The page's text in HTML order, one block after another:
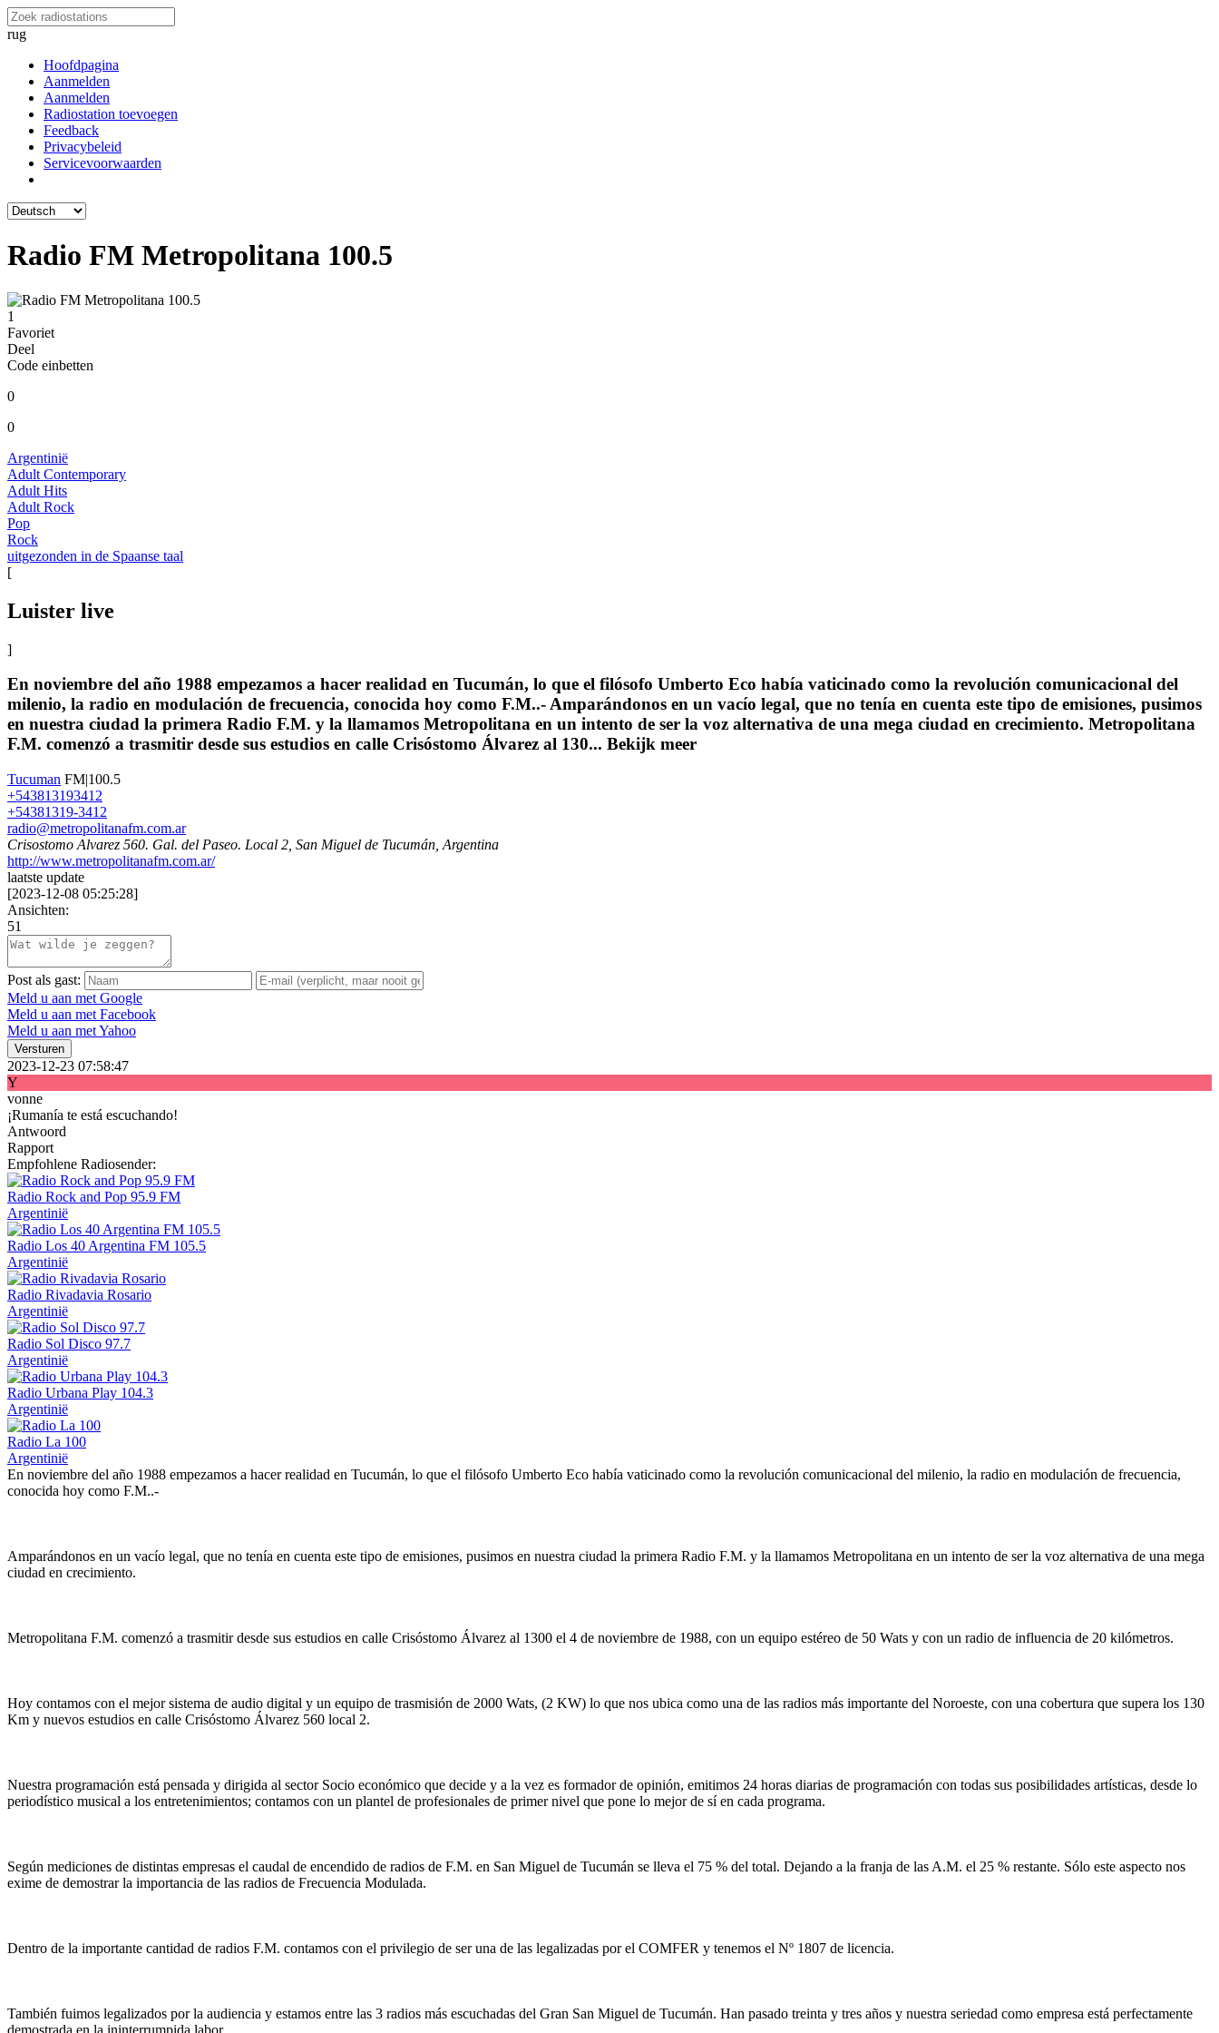
rug
Hoofdpagina
Aanmelden
Aanmelden
Radiostation toevoegen
Feedback
Privacybeleid
Servicevoorwaarden
Radio FM Metropolitana 100.5
1
Favoriet
Deel
Code einbetten
0
0
Argentinië
Adult Contemporary
Adult Hits
Adult Rock
Pop
Rock
uitgezonden in de Spaanse taal
[
Luister live
]
En noviembre del año 1988 empezamos a hacer realidad en Tucumán, lo que el filósofo Umberto Eco había vaticinado como la revolución comunicacional del
milenio, la radio en modulación de frecuencia, conocida hoy como F.M..- Amparándonos en un vacío legal, que no tenía en cuenta este tipo de emisiones, pusimos
en nuestra ciudad la primera Radio F.M. y la llamamos Metropolitana en un intento de ser la voz alternativa de una mega ciudad en crecimiento. Metropolitana
F.M. comenzó a trasmitir desde sus estudios en calle Crisóstomo Álvarez al 130... Bekijk meer
Tucuman FM|100.5
+543813193412
+54381319-3412
radio@metropolitanafm.com.ar
Crisostomo Alvarez 560. Gal. del Paseo. Local 2, San Miguel de Tucumán, Argentina
http://www.metropolitanafm.com.ar/
laatste update
[2023-12-08 05:25:28]
Ansichten:
51
Post als gast:
Meld u aan met Google
Meld u aan met Facebook
Meld u aan met Yahoo
Versturen
2023-12-23 07:58:47
Y
vonne
¡Rumanía te está escuchando!
Antwoord
Rapport
Empfohlene Radiosender:
Radio Rock and Pop 95.9 FM
Argentinië
Radio Los 40 Argentina FM 105.5
Argentinië
Radio Rivadavia Rosario
Argentinië
Radio Sol Disco 97.7
Argentinië
Radio Urbana Play 104.3
Argentinië
Radio La 100
Argentinië
En noviembre del año 1988 empezamos a hacer realidad en Tucumán, lo que el filósofo Umberto Eco había vaticinado como la revolución comunicacional del milenio, la radio en modulación de frecuencia,
conocida hoy como F.M..-
Amparándonos en un vacío legal, que no tenía en cuenta este tipo de emisiones, pusimos en nuestra ciudad la primera Radio F.M. y la llamamos Metropolitana en un intento de ser la voz alternativa de una mega
ciudad en crecimiento.
Metropolitana F.M. comenzó a trasmitir desde sus estudios en calle Crisóstomo Álvarez al 1300 el 4 de noviembre de 1988, con un equipo estéreo de 50 Wats y con un radio de influencia de 20 kilómetros.
Hoy contamos con el mejor sistema de audio digital y un equipo de trasmisión de 2000 Wats, (2 KW) lo que nos ubica como una de las radios más importante del Noroeste, con una cobertura que supera los 130
Km y nuevos estudios en calle Crisóstomo Álvarez 560 local 2.
Nuestra programación está pensada y dirigida al sector Socio económico que decide y a la vez es formador de opinión, emitimos 24 horas diarias de programación con todas sus posibilidades artísticas, desde lo
periodístico musical a los entretenimientos; contamos con un plantel de profesionales de primer nivel que pone lo mejor de sí en cada programa.
Según mediciones de distintas empresas el caudal de encendido de radios de F.M. en San Miguel de Tucumán se lleva el 75 % del total. Dejando a la franja de las A.M. el 25 % restante. Sólo este aspecto nos
exime de demostrar la importancia de las radios de Frecuencia Modulada.
Dentro de la importante cantidad de radios F.M. contamos con el privilegio de ser una de las legalizadas por el COMFER y tenemos el Nº 1807 de licencia.
También fuimos legalizados por la audiencia y estamos entre las 3 radios más escuchadas del Gran San Miguel de Tucumán. Han pasado treinta y tres años y nuestra seriedad como empresa está perfectamente